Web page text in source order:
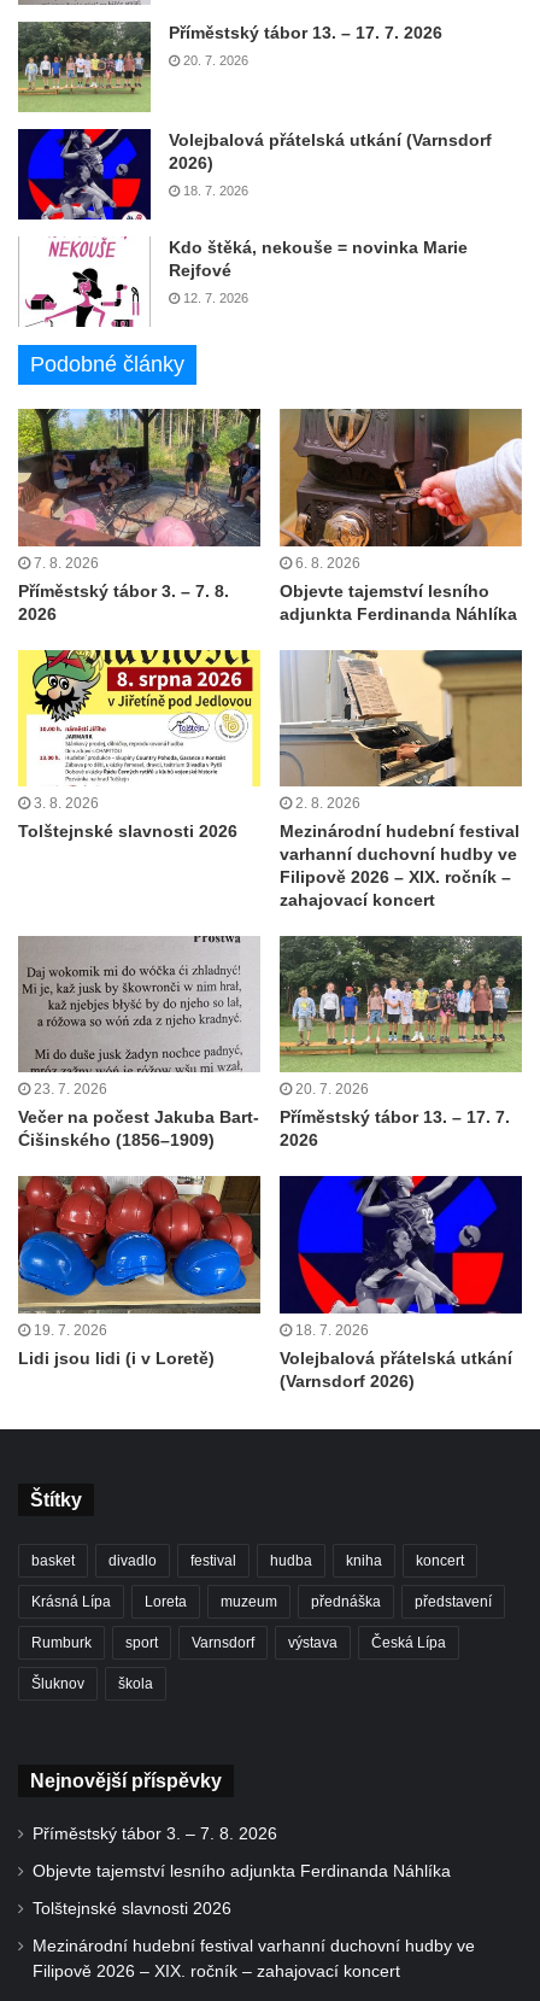
Příměstský tábor 13. – 17. 7. 2026
20. 7. 2026
Volejbalová přátelská utkání (Varnsdorf
2026)
18. 7. 2026
Kdo štěká, nekouše = novinka Marie
Rejfové
12. 7. 2026
Podobné články
7. 8. 2026
Příměstský tábor 3. – 7. 8.
2026
6. 8. 2026
Objevte tajemství lesního
adjunkta Ferdinanda Náhlíka
3. 8. 2026
Tolštejnské slavnosti 2026
2. 8. 2026
Mezinárodní hudební festival
varhanní duchovní hudby ve
Filipově 2026 – XIX. ročník –
zahajovací koncert
23. 7. 2026
Večer na počest Jakuba Bart-
Ćišinského (1856–1909)
20. 7. 2026
Příměstský tábor 13. – 17. 7.
2026
19. 7. 2026
Lidi jsou lidi (i v Loretě)
18. 7. 2026
Volejbalová přátelská utkání
(Varnsdorf 2026)
Štítky
basket divadlo festival hudba kniha koncert
Krásná Lípa Loreta muzeum přednáška představení
Rumburk sport Varnsdorf výstava Česká Lípa
Šluknov škola
Nejnovější příspěvky
Příměstský tábor 3. – 7. 8. 2026
Objevte tajemství lesního adjunkta Ferdinanda Náhlíka
Tolštejnské slavnosti 2026
Mezinárodní hudební festival varhanní duchovní hudby ve
Filipově 2026 – XIX. ročník – zahajovací koncert